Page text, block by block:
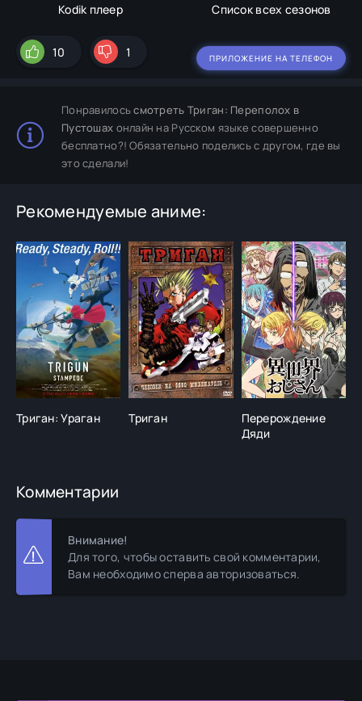
Kodik плеер Список всех сезонов
10 1 ПРИЛОЖЕНИЕ НА ТЕЛЕФОН
Понравилосьсмотреть Триган: Переполох в
Пустошах онлайн на Русском языке совершенно
бесплатно?! Обязательно поделись с другом, где вы
это сделали!
Рекомендуемые аниме:
Триган: Ураган Триган
Перерождение
Дяди
Комментарии
Внимание!
Для того, чтобы оставить свой комментарии,
Вам необходимо сперва авторизоваться.